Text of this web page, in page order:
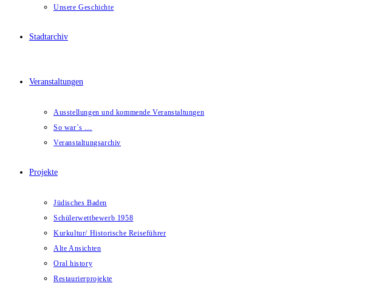
Unsere Geschichte
Stadtarchiv
Veranstaltungen
Ausstellungen und kommende Veranstaltungen
So war`s …
Veranstaltungsarchiv
Projekte
Jüdisches Baden
Schülerwettbewerb 1958
Kurkultur/ Historische Reiseführer
Alte Ansichten
Oral history
Restaurierprojekte